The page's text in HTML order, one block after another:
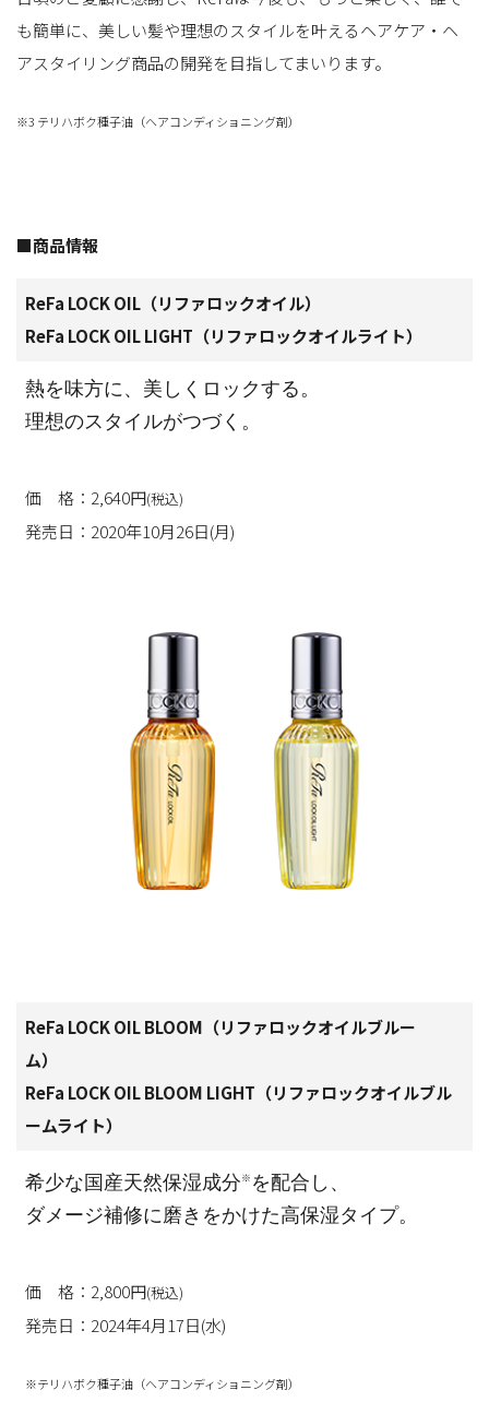
も簡単に、美しい髪や理想のスタイルを叶えるヘアケア・ヘ
アスタイリング商品の開発を目指してまいります。
※3 テリハボク種子油（ヘアコンディショニング剤）
■商品情報
ReFa LOCK OIL（リファロックオイル）
ReFa LOCK OIL LIGHT（リファロックオイルライト）
熱を味方に、美しくロックする。
理想のスタイルがつづく。
価 格：2,640円(税込)
発売日：2020年10月26日(月)
ReFa LOCK OIL BLOOM（リファロックオイルブルー
ム）
ReFa LOCK OIL BLOOM LIGHT（リファロックオイルブル
ームライト）
希少な国産天然保湿成分 ※ を配合し、
ダメージ補修に磨きをかけた高保湿タイプ。
価 格：2,800円(税込)
発売日：2024年4月17日(水)
※テリハボク種子油（ヘアコンディショニング剤）